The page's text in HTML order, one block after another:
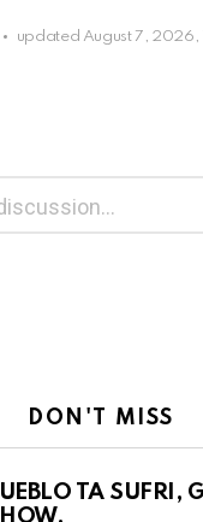
updated August 7, 2026,
DON'T MISS
TA SUFRI,